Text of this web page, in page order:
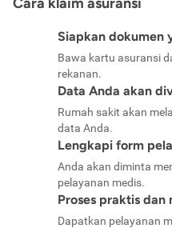
Siapkan dokumen
Bawa kartu asuransi
rekanan.
Data Anda akan
Rumah sakit akan
data Anda.
Lengkapi form
Anda akan diminta
pelayanan medis.
Proses praktis dan
Dapatkan pelayanan